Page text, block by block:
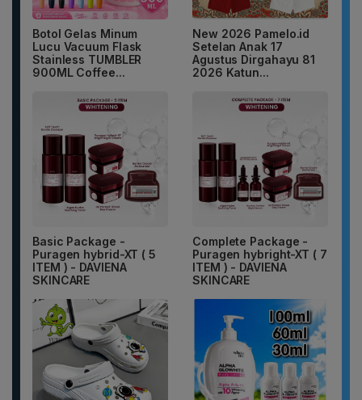
Botol Gelas Minum
Lucu Vacuum Flask
Stainless TUMBLER
900ML Coffee...
New 2026 Pamelo.id
Setelan Anak 17
Agustus Dirgahayu 81
2026 Katun...
Basic Package -
Puragen hybrid-XT ( 5
ITEM ) - DAVIENA
SKINCARE
Complete Package -
Puragen hybright-XT ( 7
ITEM ) - DAVIENA
SKINCARE